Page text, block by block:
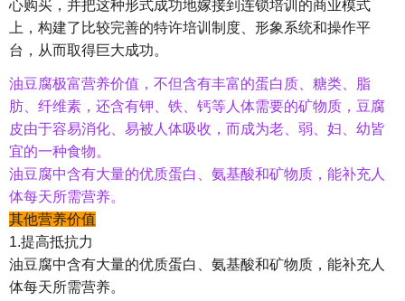
心购买，并把这种形式成功地嫁接到连锁培训的商业模式
上，构建了比较完善的特许培训制度、形象系统和操作平
台，从而取得巨大成功。
油豆腐极富营养价值，不但含有丰富的蛋白质、糖类、脂
肪、纤维素，还含有钾、铁、钙等人体需要的矿物质，豆腐
皮由于容易消化、易被人体吸收，而成为老、弱、妇、幼皆
宜的一种食物。
油豆腐中含有大量的优质蛋白、氨基酸和矿物质，能补充人
体每天所需营养。
其他营养价值
1.提高抵抗力
油豆腐中含有大量的优质蛋白、氨基酸和矿物质，能补充人
体每天所需营养。